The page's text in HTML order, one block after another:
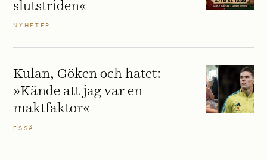
slutstriden«
NYHETER
Kulan, Göken och hatet:
»Kände att jag var en
maktfaktor«
ESSÄ